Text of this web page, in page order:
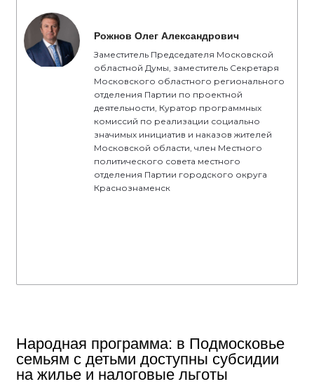
Рожнов Олег Александрович
Заместитель Председателя Московской
областной Думы, заместитель Секретаря
Московского областного регионального
отделения Партии по проектной
деятельности, Куратор программных
комиссий по реализации социально
значимых инициатив и наказов жителей
Московской области, член Местного
политического совета местного
отделения Партии городского округа
Краснознаменск
Народная программа: в Подмосковье
семьям с детьми доступны субсидии
на жилье и налоговые льготы